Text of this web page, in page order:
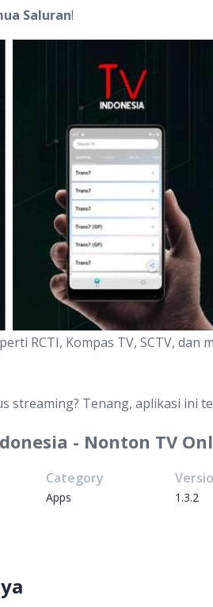
Saluran!
RCTI, Kompas TV, SCTV,
streaming? Tenang, aplikasi ini
- Nonton TV
Category
Apps 1.3.2